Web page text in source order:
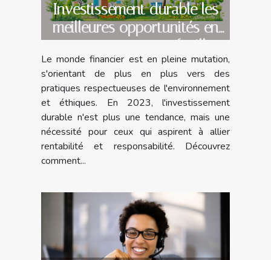
Investissement durable les
meilleures opportunités en
2023 pour un portefeuille
vert
Le monde financier est en pleine mutation,
s'orientant de plus en plus vers des
pratiques respectueuses de l'environnement
et éthiques. En 2023, l'investissement
durable n'est plus une tendance, mais une
nécessité pour ceux qui aspirent à allier
rentabilité et responsabilité. Découvrez
comment...